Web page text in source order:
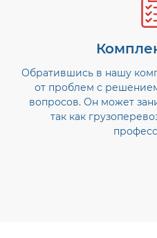
Обратившись в нашу
от проблем с
вопросов. Он может
так как